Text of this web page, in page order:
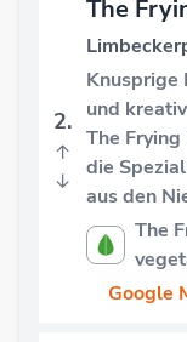
2.
↑
↓
The
Knusprige
und
The
die
aus den
The
Google